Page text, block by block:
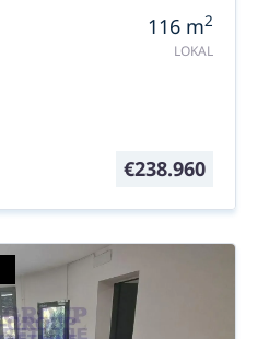
116 m2
LOKAL
€238.960